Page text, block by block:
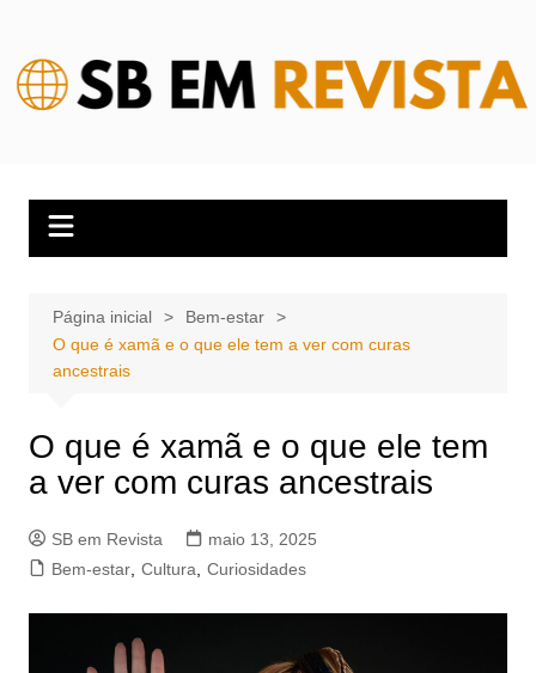
conteúdo
Página inicial
Bem-estar
O que é xamã e o que ele tem a ver com curas
ancestrais
O que é xamã e o que ele tem
a ver com curas ancestrais
SB em Revista
maio 13, 2025
Bem-estar, Cultura Curiosidades